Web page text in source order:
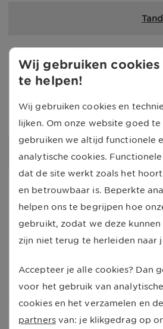
Tandarts
Orthodontie tot 18 jaar
Periodieke controle
Tandarts €
€
Wij gebruiken
te helpen!
Wij gebruiken cookies en
lijken. Om onze website goed te
gebruiken we altijd functionele
analytische cookies.
dat de site werkt zoals het
en betrouwbaar is. Beperkte
helpen ons te begrijpen hoe
gebruikt, zodat we deze
zijn niet terug te herleiden naar
Accepteer je alle cookies? Dan
voor het gebruik van
cookies en het verzamelen en
partners van: je klikgedrag op